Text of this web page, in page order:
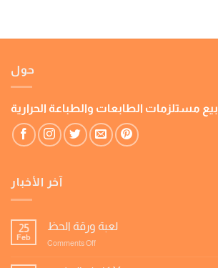
حول
بيع مستلزمات الطابعات والطباعة الحرارية
آخر الأخبار
25
Feb
لعبة ورقة الحظ
Comments Offon